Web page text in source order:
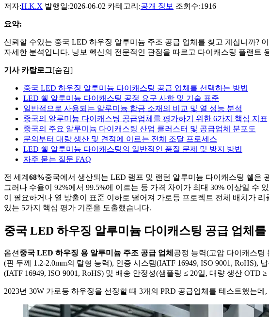
저자:H.K.X 발행일:2026-06-02 카테고리:공개 정보 조회수:1916
요약:
신뢰할 수있는 중국 LED 하우징 알루미늄 주조 공급 업체를 찾고 계십니까?
자세한 분석입니다. 닝보 헥신의 전문적인 관점을 따르고 다이캐스팅 플랜
기사 카탈로그[숨김]
중국 LED 하우징 알루미늄 다이캐스팅 공급 업체를 선택하는 방법
LED 쉘 알루미늄 다이캐스팅 공정 요구 사항 및 기술 표준
일반적으로 사용되는 알루미늄 합금 소재의 비교 및 열 성능 분석
중국의 알루미늄 다이캐스팅 공급업체를 평가하기 위한 6가지 핵심 지표
중국의 주요 알루미늄 다이캐스팅 산업 클러스터 및 공급업체 분포도
문의부터 대량 생산 및 견적에 이르는 전체 조달 프로세스
LED 쉘 알루미늄 다이캐스팅의 일반적인 품질 문제 및 방지 방법
자주 묻는 질문 FAQ
전 세계 68%중국에서 생산되는 LED 램프 및 랜턴 알루미늄 다이캐스팅 쉘은
그러나 수율이 92%에서 99.5%에 이르는 등 가격 차이가 최대 30% 이상일
이 필요하거나 열 방출이 표준 이하로 떨어져 가로등 프로젝트 전체 배치가
있는 5가지 핵심 평가 기준을 도출했습니다.
중국 LED 하우징 알루미늄 다이캐스팅 공급 업체를
옵션 중국 LED 하우징 용 알루미늄 주조 공급 업체 공정 능력(고압 다이캐스팅
(핀 두께 1.2-2.0mm의 탈형 능력), 인증 시스템(IATF 16949, ISO 9001,
(IATF 16949, ISO 9001, RoHS) 및 배송 안정성(샘플링 ≤ 20일, 대량 생산 OTD ≥
2023년 30W 가로등 하우징을 선정할 때 3개의 PRD 공급업체를 테스트했는